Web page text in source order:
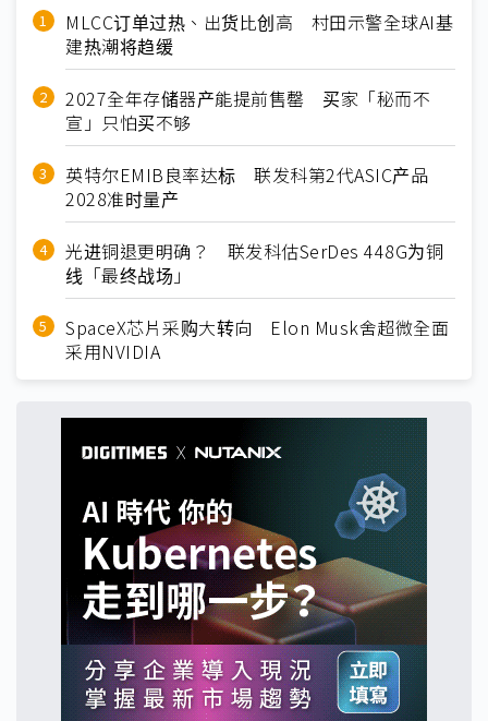
MLCC订单过热、出货比创高 村田示警全球AI基
建热潮将趋缓
2027全年存储器产能提前售罄 买家「秘而不
宣」只怕买不够
英特尔EMIB良率达标 联发科第2代ASIC产品
2028准时量产
光进铜退更明确？ 联发科估SerDes 448G为铜
线「最终战场」
SpaceX芯片采购大转向 Elon Musk舍超微全面
采用NVIDIA